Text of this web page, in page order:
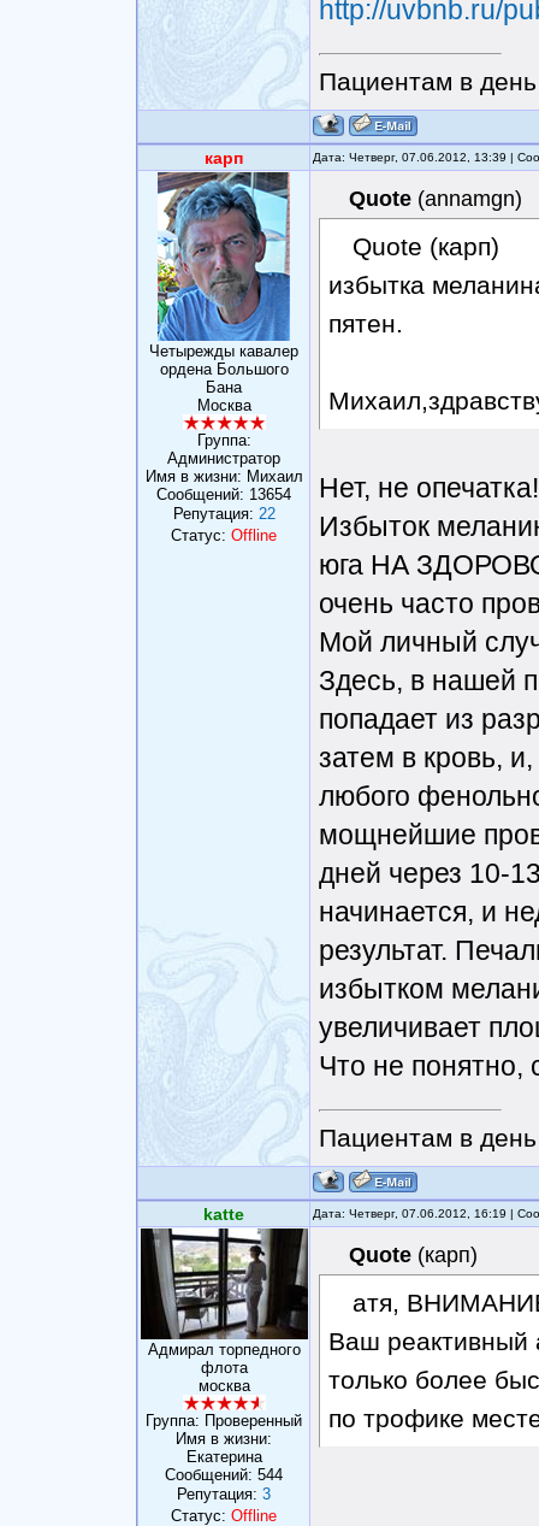
http://uvbnb.ru/
Пациентам в
карп Дата: Четверг, 07.06.2012, 13:39 |
Четырежды кавалер
ордена Большого
Бана
Москва
Группа:
Администратор
Имя в жизни: Михаил
Сообщений: 13654
Репутация: 22
Статус: Offline
Quote (annamgn)
Quote (карп)
избытка
пятен.
Нет, не опечатка!
Избыток
юга НА
очень часто
Мой личный
Здесь, в нашей
попадает из
затем в кровь,
любого
мощнейшие
дней через 10-
начинается, и
результат.
избытком
увеличивает
Что не понятно,
Пациентам в
katte Дата: Четверг, 07.06.2012, 16:19 |
Адмирал торпедного
флота
москва
Группа: Проверенный
Имя в жизни:
Eкатерина
Сообщений: 544
Репутация: 3
Статус: Offline
Quote (карп)
атя,
Ваш реактивный
только более
по трофике